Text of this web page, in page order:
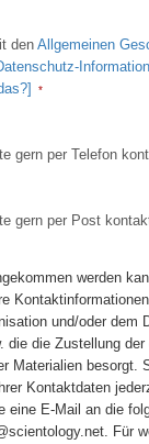
denAllgemeinen
gern per Telefon
gern per Post
werden
und/oder dem
die die Zustellung
Materialien besorgt.
Kontaktdaten
eine E-Mail an die
Für